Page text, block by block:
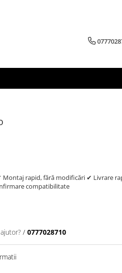
rapid, fără modificări ✔ Livrare
compatibilitate
/ 0777028710